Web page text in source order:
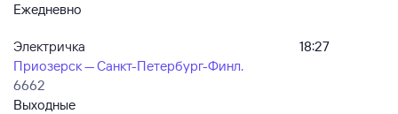
Ежедневно
Электричка
Приозерск — Санкт-Петербург-Финл.
6662
Выходные
18:27